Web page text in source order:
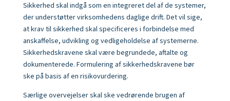
Sikkerhed skal indgå som en integreret del af de systemer,
der understøtter virksomhedens daglige drift. Det vil sige,
at krav til sikkerhed skal specificeres i forbindelse med
anskaffelse, udvikling og vedligeholdelse af systemerne.
Sikkerhedskravene skal være begrundede, aftalte og
dokumenterede. Formulering af sikkerhedskravene bør
ske på basis af en risikovurdering.
Særlige overvejelser skal ske vedrørende brugen af